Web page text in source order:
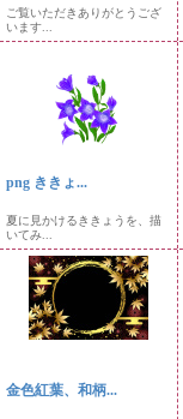
ご覧いただきありがとうござ
います...
png ききょ...
夏に見かけるききょうを、描
いてみ...
金色紅葉、和柄...